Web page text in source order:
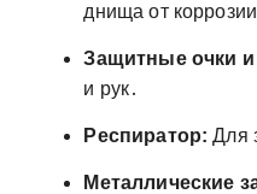
днища от
Защитные очки и
и рук․
Респиратор: Для
Металлические